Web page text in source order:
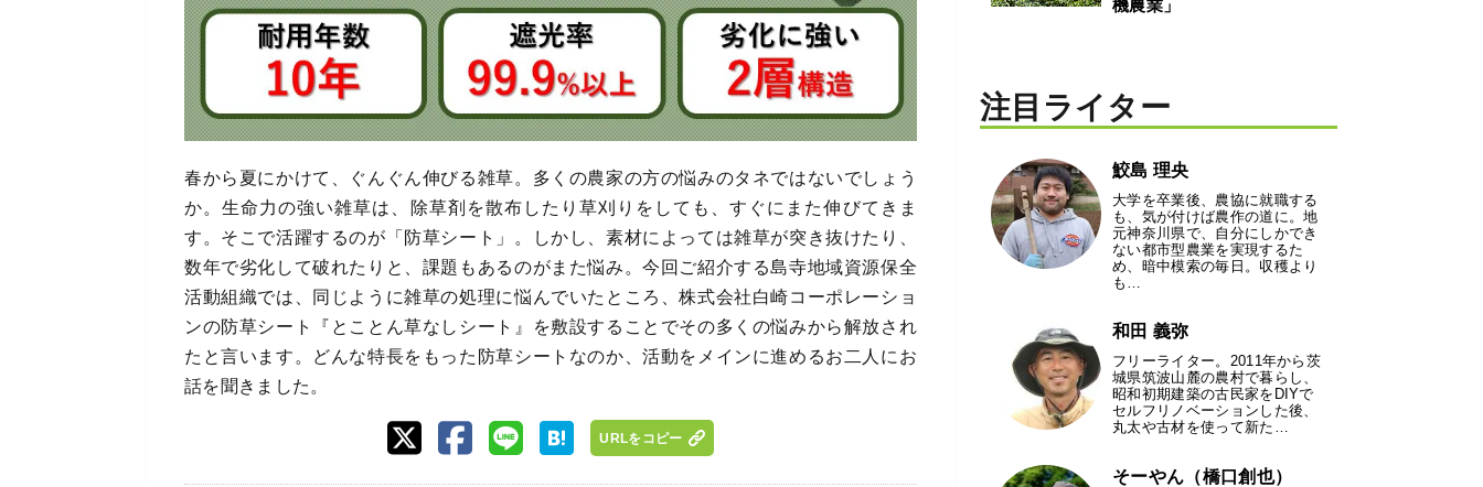
春から夏にかけて、ぐんぐん伸びる雑草。多くの農家の方の悩みのタネではないでしょう
か。生命力の強い雑草は、除草剤を散布したり草刈りをしても、すぐにまた伸びてきま
す。そこで活躍するのが「防草シート」。しかし、素材によっては雑草が突き抜けたり、
数年で劣化して破れたりと、課題もあるのがまた悩み。今回ご紹介する島寺地域資源保全
活動組織では、同じように雑草の処理に悩んでいたところ、株式会社白崎コーポレーショ
ンの防草シート『とことん草なしシート』を敷設することでその多くの悩みから解放され
たと言います。どんな特長をもった防草シートなのか、活動をメインに進めるお二人にお
話を聞きました。
URLをコピー
機農業」
注目ライター
鮫島 理央
大学を卒業後、農協に就職する
も、気が付けば農作の道に。地
元神奈川県で、自分にしかでき
ない都市型農業を実現するた
め、暗中模索の毎日。収穫より
も…
和田 義弥
フリーライター。2011年から茨
城県筑波山麓の農村で暮らし、
昭和初期建築の古民家をDIYで
セルフリノベーションした後、
丸太や古材を使って新た…
そーやん（橋口創也）